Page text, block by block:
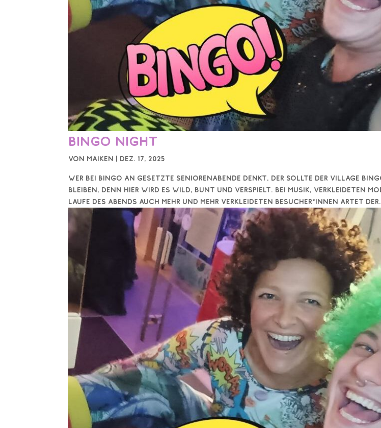
Bingo Night
von Maiken | Dez. 17, 2025
Wer bei Bingo an gesetzte Seniorenabende denkt, der sollte der Village
bleiben, denn hier wird es wild, bunt und verspielt. Bei Musik, verkleideten
Laufe des Abends auch mehr und mehr verkleideten Besucher*innen artet